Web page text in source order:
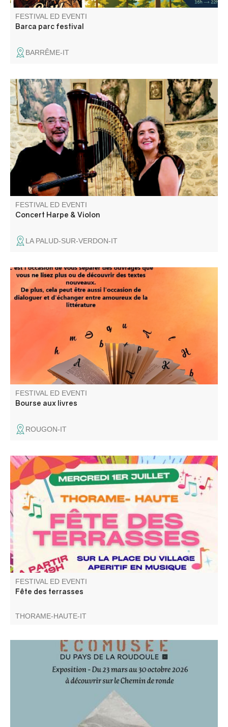
FESTIVAL ED EVENTI
Barca parc festival
BARRÊME-IT
Concert avec Magali Pyka de Coster pour la Harpe et
Nicolas Delclaud au Violon, proposant de grands airs
classiques et des musiques de films.
FESTIVAL ED EVENTI
Concert Harpe & Violon
LA PALUD-SUR-VERDON-IT
Réservée aux particuliers, cette manifestation est
l'occasion de présenter des ouvrages à donner ou
échanger ; mais l'échange peut être aussi verbal et aussi
FESTIVAL ED EVENTI
Bourse aux livres
ROUGON-IT
Fête des terrasses avec assiette de bistrot le soir et
musique baleti avec les Gredins des Alpes.
FESTIVAL ED EVENTI
Fête des terrasses
THORAME-HAUTE-IT
Pour la saison 2026, le bastion de la Portette accueille
l'exposition de l'Ecomusée de la Roudoule : "Haut-Pays :
Pays de l'eau"